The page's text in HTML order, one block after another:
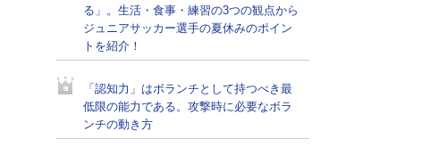
る」。生活・食事・練習の3つの観点から
ジュニアサッカー選手の夏休みのポイン
トを紹介！
「認知力」はボランチとして持つべき最
低限の能力である。攻撃時に必要なボラ
ンチの動き方